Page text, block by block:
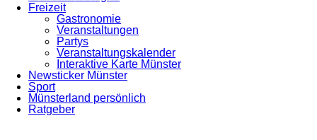
Freizeit
Gastronomie
Veranstaltungen
Partys
Veranstaltungskalender
Interaktive Karte Münster
Newsticker Münster
Sport
Münsterland persönlich
Ratgeber
Anzeige